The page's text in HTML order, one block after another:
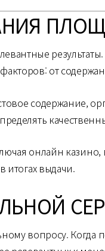
от
содержание,
онлайн
итогах выдачи.
вопросу. Когда